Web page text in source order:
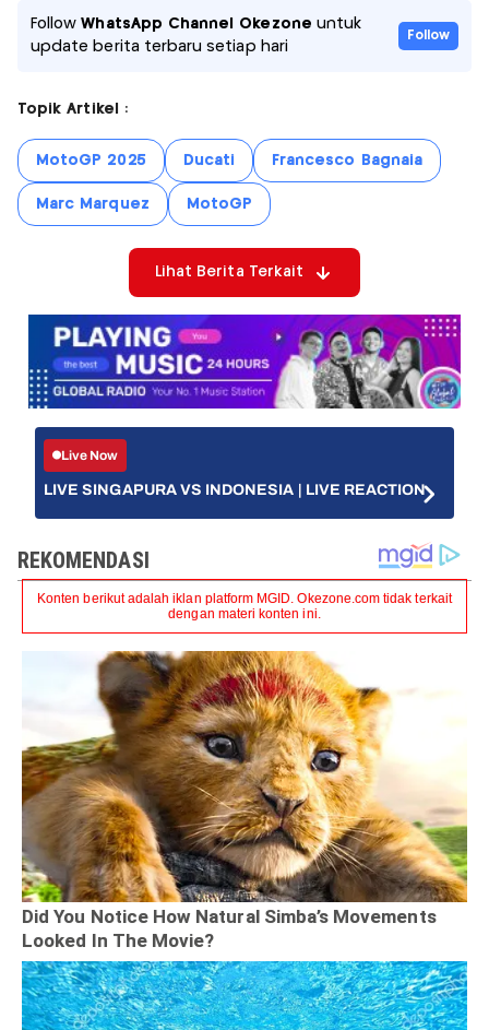
FollowWhatsApp Channel Okezone untuk
update berita terbaru setiap hari
Follow
Topik Artikel :
MotoGP 2025 Ducati Francesco Bagnaia
Marc Marquez MotoGP
Lihat Berita Terkait
Live Now
LIVE SINGAPURA VS INDONESIA | LIVE REACTION